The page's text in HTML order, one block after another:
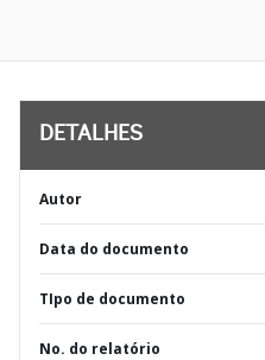
DETALHES
Autor
Data do documento
TIpo de documento
No. do relatório